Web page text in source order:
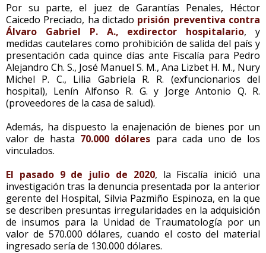
Por su parte, el juez de Garantías Penales, Héctor
Caicedo Preciado, ha dictado prisión preventiva contra
Álvaro Gabriel P. A., exdirector hospitalario, y
medidas cautelares como prohibición de salida del país y
presentación cada quince días ante Fiscalía para Pedro
Alejandro Ch. S., José Manuel S. M., Ana Lizbet H. M., Nury
Michel P. C., Lilia Gabriela R. R. (exfuncionarios del
hospital), Lenín Alfonso R. G. y Jorge Antonio Q. R.
(proveedores de la casa de salud).
Además, ha dispuesto la enajenación de bienes por un
valor de hasta 70.000 dólares para cada uno de los
vinculados.
El pasado 9 de julio de 2020, la Fiscalía inició una
investigación tras la denuncia presentada por la anterior
gerente del Hospital, Silvia Pazmiño Espinoza, en la que
se describen presuntas irregularidades en la adquisición
de insumos para la Unidad de Traumatología por un
valor de 570.000 dólares, cuando el costo del material
ingresado sería de 130.000 dólares.